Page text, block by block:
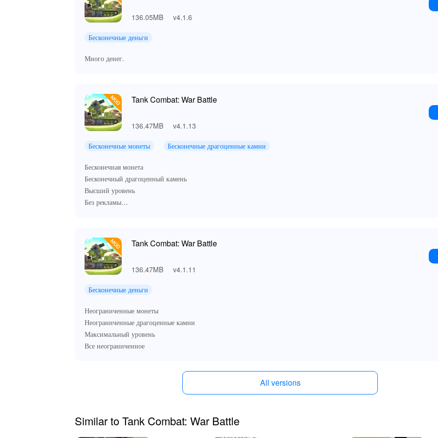
136.05MB v4.1.6
Бесконечные деньги
Много денег.
Tank Combat: War Battle
136.47MB v4.1.13
Бесконечные монеты Бесконечные драгоценные камни
Бесконечная монета
Бесконечный драгоценный камень
Высший уровень
Без рекламы
Tank Combat: War Battle
136.47MB v4.1.11
Бесконечные деньги
Неограниченные монеты
Неограниченные драгоценные камни
Максимальный уровень
Все неограниченное
All versions
Similar to Tank Combat: War Battle